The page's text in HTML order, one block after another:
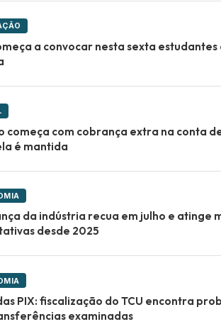
a convocar nesta sexta estudantes
começa com cobrança extra na conta
é mantida
da indústria recua em julho e atinge
desde 2025
PIX: fiscalização do TCU encontra
examinadas